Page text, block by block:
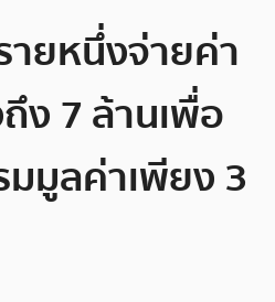
ายหนึ่งจ่ายค่า
ง 7 ล้านเพื่อ
มูลค่าเพียง 3